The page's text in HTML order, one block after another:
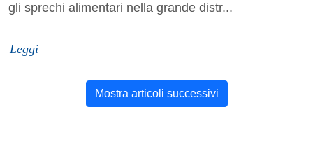
gli sprechi alimentari nella grande distr...
Leggi
Mostra articoli successivi